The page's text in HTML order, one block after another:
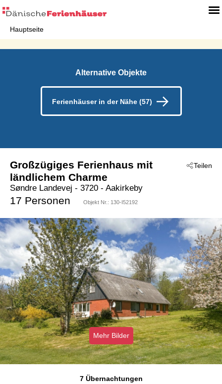
Hauptseite
Alternative Objekte
Ferienhäuser in der Nähe (57)
Teilen
Großzügiges Ferienhaus mit
ländlichem Charme
Søndre Landevej - 3720 - Aakirkeby
17 Personen Objekt Nr.: 130-I52192
Mehr Bilder
7 Übernachtungen